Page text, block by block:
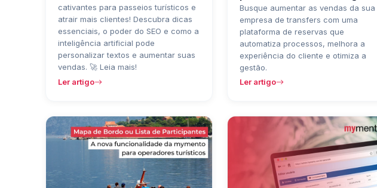
cativantes para passeios turísticos e
atrair mais clientes! Descubra dicas
essenciais, o poder do SEO e como a
inteligência artificial pode
personalizar textos e aumentar suas
vendas. 🚀 Leia mais!
Ler artigo
Busque aumentar as vendas da sua
empresa de transfers com uma
plataforma de reservas que
automatiza processos, melhora a
experiência do cliente e otimiza a
gestão.
Ler artigo